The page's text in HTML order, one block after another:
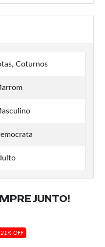
Coturnos
JUNTO!
21% OFF